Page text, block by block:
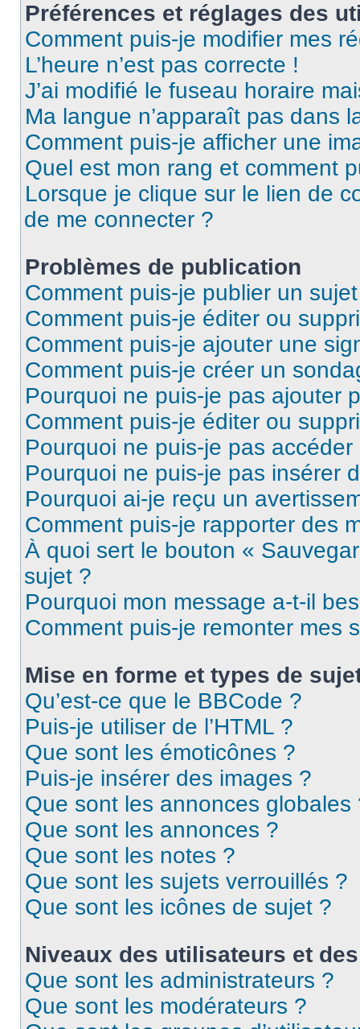
Préférences et réglages des
Comment puis-je modifier mes
L’heure n’est pas correcte !
J’ai modifié le fuseau horaire
Ma langue n’apparaît pas dans
Comment puis-je afficher une
Quel est mon rang et comment
Lorsque je clique sur le lien de
de me connecter ?
Problèmes de publication
Comment puis-je publier un
Comment puis-je éditer ou
Comment puis-je ajouter une
Comment puis-je créer un
Pourquoi ne puis-je pas ajouter
Comment puis-je éditer ou
Pourquoi ne puis-je pas
Pourquoi ne puis-je pas insérer
Pourquoi ai-je reçu un
Comment puis-je rapporter des
À quoi sert le bouton «
sujet ?
Pourquoi mon message a-t-il
Comment puis-je remonter mes
Mise en forme et types de
Qu’est-ce que le BBCode ?
Puis-je utiliser de l’HTML ?
Que sont les émoticônes ?
Puis-je insérer des images ?
Que sont les annonces globales
Que sont les annonces ?
Que sont les notes ?
Que sont les sujets verrouillés ?
Que sont les icônes de sujet ?
Niveaux des utilisateurs et
Que sont les administrateurs ?
Que sont les modérateurs ?